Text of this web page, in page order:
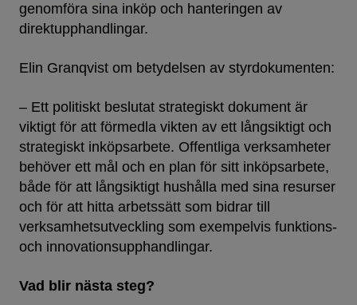
genomföra sina inköp och hanteringen av
direktupphandlingar.
Elin Granqvist om betydelsen av styrdokumenten:
– Ett politiskt beslutat strategiskt dokument är
viktigt för att förmedla vikten av ett långsiktigt och
strategiskt inköpsarbete. Offentliga verksamheter
behöver ett mål och en plan för sitt inköpsarbete,
både för att långsiktigt hushålla med sina resurser
och för att hitta arbetssätt som bidrar till
verksamhetsutveckling som exempelvis funktions-
och innovationsupphandlingar.
Vad blir nästa steg?